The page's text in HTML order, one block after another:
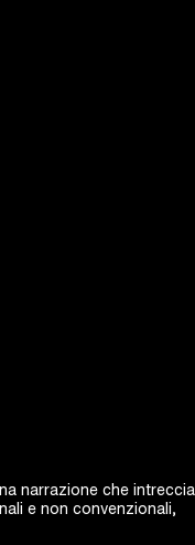
narrazione che intreccia
e non convenzionali,